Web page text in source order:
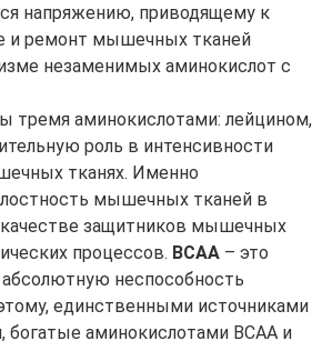
напряжению, приводящему к
и ремонт мышечных тканей
незаменимых аминокислот с
тремя аминокислотами: лейцином,
роль в интенсивности
тканях. Именно
мышечных тканей в
защитников мышечных
процессов. BCAA – это
неспособность
единственными источниками
аминокислотами BCAA и